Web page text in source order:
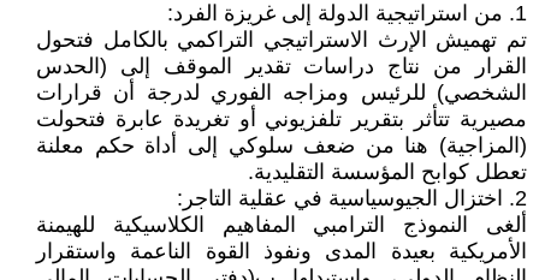
1. من استراتيجية الدولة إلى غريزة الفرد:
تم تهميش الإرث الاستراتيجي التراكمي بالكامل فتحول
القرار من نتاج دراسات تقدير الموقف إلى (الحدس
الشخصي) للرئيس ومزاجه الفوري لدرجة أن قرارات
مصيرية تتأثر بتقرير تلفزيوني أو تغريدة عابرة فتحولت
(المزاجية) هنا من ضعف سلوكي إلى أداة حكم معلنة
تعطل كوابح المؤسسة التقليدية.
2. اختزال الجيوسياسية في عقلية التاجر:
ألغى النموذج الترامبي المفاهيم الكلاسيكية للهيمنة
الأمريكية بعيدة المدى ونفوذ القوة الناعمة واستقرار